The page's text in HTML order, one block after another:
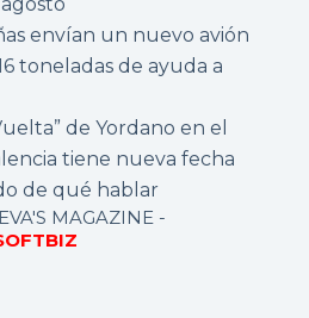
envían un nuevo avión
toneladas de ayuda a
de Yordano en el
tiene nueva fecha
de qué hablar
MAGAZINE -